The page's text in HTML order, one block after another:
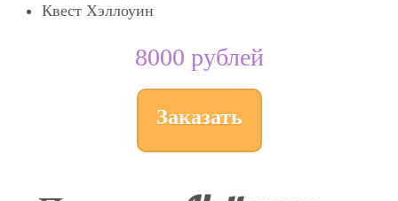
Квест Хэллоуин
8000 рублей
Заказать